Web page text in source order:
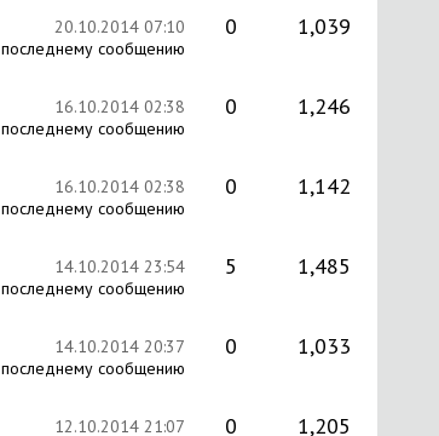
20.10.201407:10
0 1,039
16.10.201402:38
0 1,246
16.10.201402:38
0 1,142
14.10.201423:54
5 1,485
14.10.201420:37
0 1,033
12.10.201421:07
0 1,205